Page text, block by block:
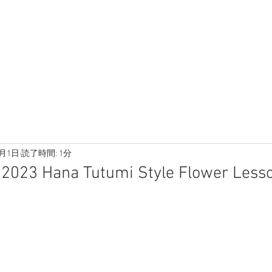
Hana Tutumi Style Flower
1日 読了時間: 1分